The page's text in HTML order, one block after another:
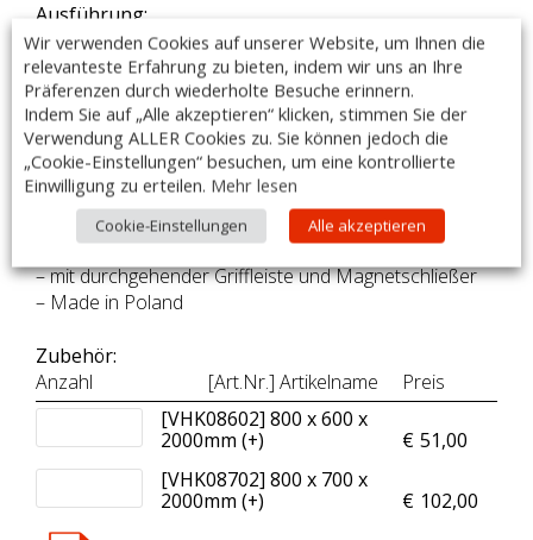
Ausführung:
– Maße: 800 x 500 x 2000mm
– fest verschweißte Ausführung
– 3 höhenverstellbare Einlegeböden
– höhenverstellbare Füße +25 mm bis -5 mm
– Schrankbeine aus Vierkantprofil 40x40mm
– Materialstärke: 1,2 mm
– Schrankinnenraum mit drei höhenverstellbaren
Einlegeboden
– Flügeltüren sind doppelwandig ausgeführt
– mit durchgehender Griffleiste und Magnetschließer
– Made in Poland
Zubehör:
Anzahl
[Art.Nr.] Artikelname
Preis
[VHK08602] 800 x 600 x
2000mm (+
€ 51,00
)
[VHK08702] 800 x 700 x
2000mm (+
€ 102,00
)
Wir verwenden Cookies auf unserer Website, um Ihnen die
relevanteste Erfahrung zu bieten, indem wir uns an Ihre
Präferenzen durch wiederholte Besuche erinnern.
Indem Sie auf „Alle akzeptieren“ klicken, stimmen Sie der
Verwendung ALLER Cookies zu. Sie können jedoch die
„Cookie-Einstellungen“ besuchen, um eine kontrollierte
Einwilligung zu erteilen. Mehr lesen
Cookie-Einstellungen Alle akzeptieren